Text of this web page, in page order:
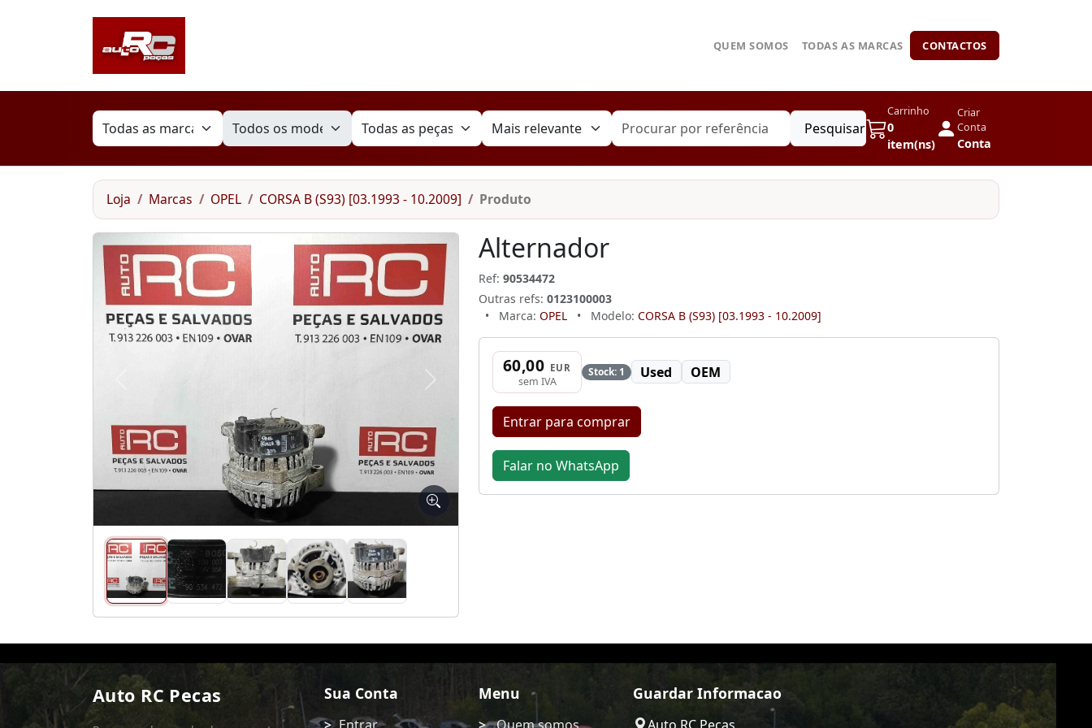
QUEM SOMOS TODAS AS MARCAS CONTACTOS
Pesquisar
Carrinho
0
item(ns)
Criar
Conta
Conta
Loja Marcas OPEL CORSA B (S93) [03.1993 - 10.2009] Produto
Seguinte
Alternador
Ref: 90534472
Outras refs: 0123100003
•
Marca: OPEL • Modelo: CORSA B (S93) [03.1993 - 10.2009]
60,00 EUR
sem IVA
Stock: 1 Used OEM
Entrar para comprar
Falar no WhatsApp
Auto RC Pecas Sua Conta Menu Guardar Informacao